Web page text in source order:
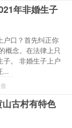
年非婚生子
户口？首先纠正你
概念。在法律上只
子。 非婚生子上户
...
古村有特色